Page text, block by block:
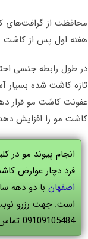
محافظت از
هفته اول پس از کاشت
در طول رابطه جنسی
تازه کاشت شده بسیار
عفونت کاشت مو قرار
کاشت مو را افزایش
انجام پیوند مو در
فرد دچار عوارض
اصفهان با دو دهه
است. جهت رزرو
09109105484 تماس حاصل نمایید.